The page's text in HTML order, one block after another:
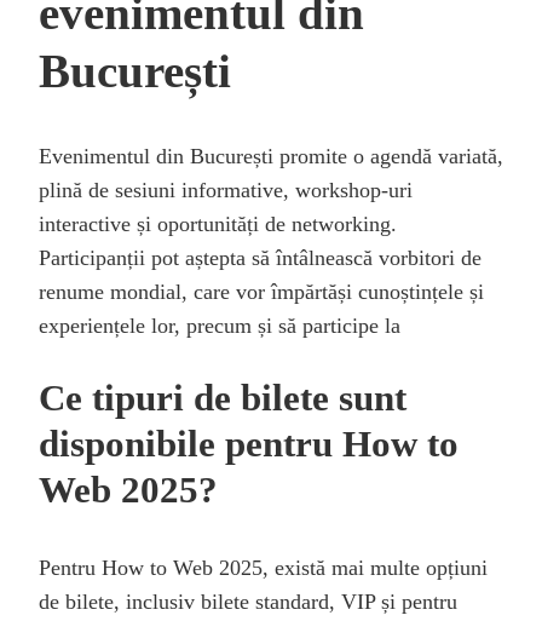
evenimentul din
București
Evenimentul din București promite o agendă variată,
plină de sesiuni informative, workshop-uri
interactive și oportunități de networking.
Participanții pot aștepta să întâlnească vorbitori de
renume mondial, care vor împărtăși cunoștințele și
experiențele lor, precum și să participe la
Ce tipuri de bilete sunt
disponibile pentru How to
Web 2025?
Pentru How to Web 2025, există mai multe opțiuni
de bilete, inclusiv bilete standard, VIP și pentru